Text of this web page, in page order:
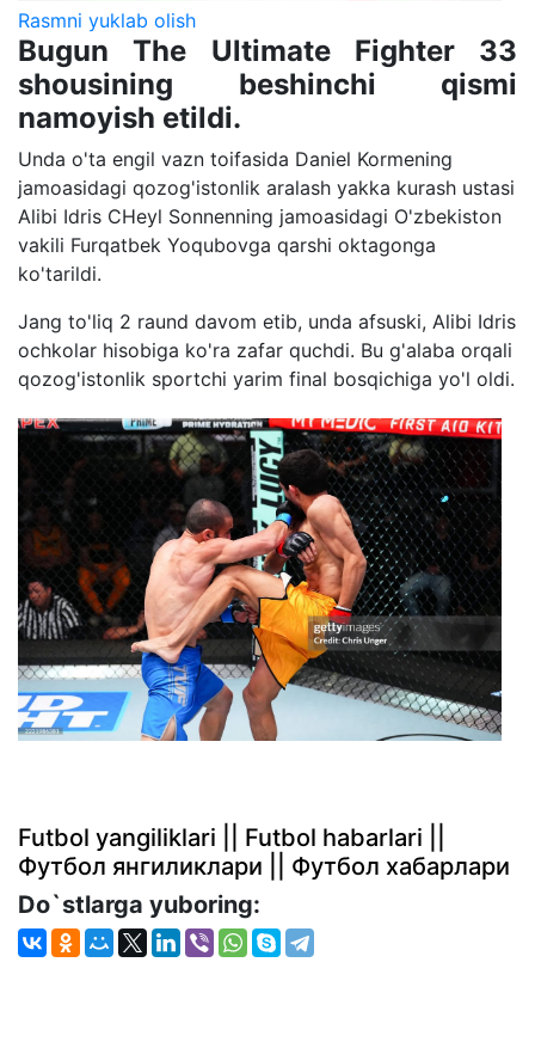
Rasmni yuklab olish
Bugun The Ultimate Fighter 33
shousining beshinchi qismi
namoyish etildi.
Unda o'ta engil vazn toifasida Daniel Kormening
jamoasidagi qozog'istonlik aralash yakka kurash ustasi
Alibi Idris CHeyl Sonnenning jamoasidagi O'zbekiston
vakili Furqatbek Yoqubovga qarshi oktagonga
ko'tarildi.
Jang to'liq 2 raund davom etib, unda afsuski, Alibi Idris
ochkolar hisobiga ko'ra zafar quchdi. Bu g'alaba orqali
qozog'istonlik sportchi yarim final bosqichiga yo'l oldi.
Futbol yangiliklari || Futbol habarlari ||
Футбол янгиликлари || Футбол хабарлари
Do`stlarga yuboring: